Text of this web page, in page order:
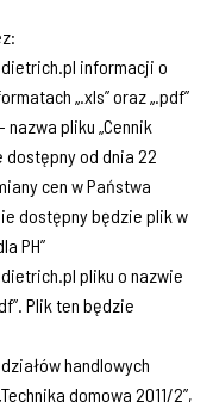
informacji o
„.xls” oraz „.pdf”
pliku „Cennik
dostępny od dnia 22
cen w Państwa
dostępny będzie plik w
PH”
pliku o nazwie
Plik ten będzie
handlowych
domowa 2011/2”,